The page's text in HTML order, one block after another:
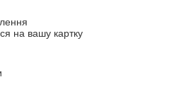
на вашу картку